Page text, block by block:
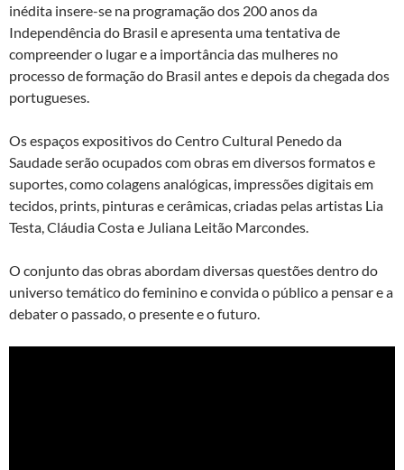
inédita insere-se na programação dos 200 anos da
Independência do Brasil e apresenta uma tentativa de
compreender o lugar e a importância das mulheres no
processo de formação do Brasil antes e depois da chegada dos
portugueses.
Os espaços expositivos do Centro Cultural Penedo da
Saudade serão ocupados com obras em diversos formatos e
suportes, como colagens analógicas, impressões digitais em
tecidos, prints, pinturas e cerâmicas, criadas pelas artistas Lia
Testa, Cláudia Costa e Juliana Leitão Marcondes.
O conjunto das obras abordam diversas questões dentro do
universo temático do feminino e convida o público a pensar e a
debater o passado, o presente e o futuro.